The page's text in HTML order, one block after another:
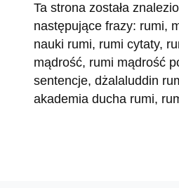
Ta strona została
następujące frazy: rumi,
nauki rumi, rumi cytaty,
mądrość, rumi mądrość
sentencje, dżalaluddin
akademia ducha rumi,